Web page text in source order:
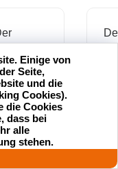
Der
geholfen,
Einige von
Seite,
und die
Cookies).
die Cookies
dass bei
alle
stehen.